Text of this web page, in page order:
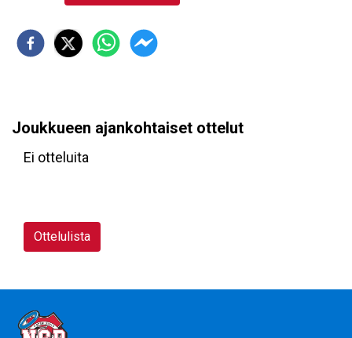
Joukkueen ajankohtaiset ottelut
Ei otteluita
Ottelulista